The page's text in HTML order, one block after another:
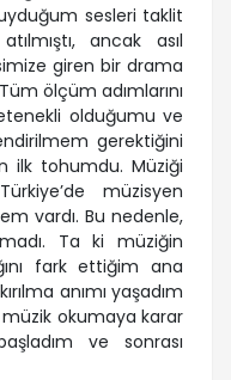
sesleri taklit
ancak asıl
giren bir drama
ölçüm adımlarını
olduğumu ve
gerektiğini
ilk tohumdu. Müziği
müzisyen
vardı. Bu nedenle,
Ta ki müziğin
fark ettiğim ana
anımı yaşadım
okumaya karar
ve sonrası